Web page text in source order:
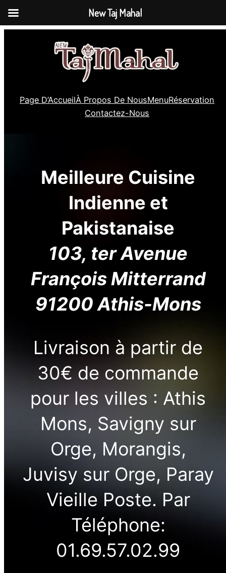
Page D’AccueilÀ Propos De NousMenuRéservation
Contactez-Nous
Meilleure Cuisine
Indienne et
Pakistanaise
103, ter Avenue
François Mitterrand
91200 Athis-Mons
Livraison à partir de
30€ de commande
pour les villes : Athis
Mons, Savigny sur
Orge, Morangis,
Juvisy sur Orge, Paray
Vieille Poste. Par
Téléphone:
01.69.57.02.99
New Taj Mahal